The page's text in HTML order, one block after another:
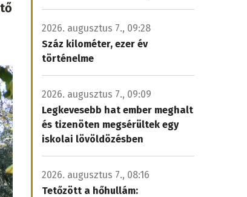
2026. augusztus 7., 09:28
Száz kilométer, ezer év
történelme
2026. augusztus 7., 09:09
Legkevesebb hat ember meghalt
és tizenöten megsérültek egy
iskolai lövöldözésben
2026. augusztus 7., 08:16
Tetőzött a hőhullám: